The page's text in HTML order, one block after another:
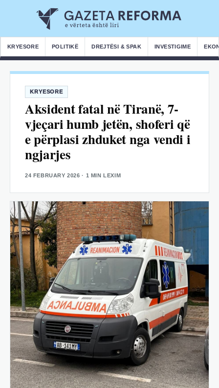
KRYESORE POLITIKË DREJTËSI & SPAK INVESTIGIME
KRYESORE
Aksident fatal në Tiranë, 7-
vjeçari humb jetën, shoferi që
e përplasi zhduket nga vendi i
ngjarjes
24 FEBRUARY 2026 · 1 MIN LEXIM